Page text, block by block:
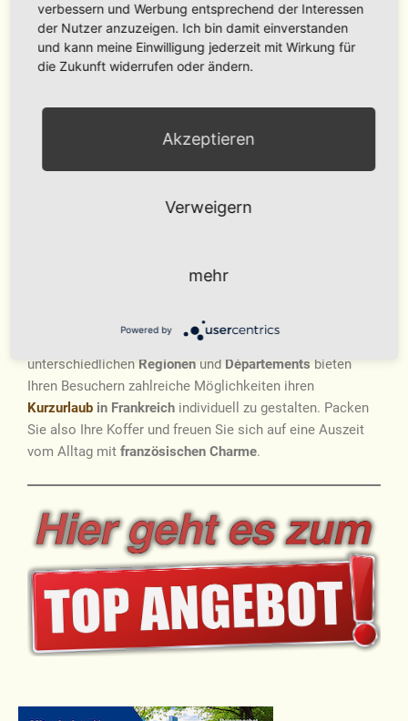
französischen Städteder Region entdecken wollen –
beides ist Ihnen bei IhremKurzurlaubin Frankreich
möglich. Die größten Städte der französischen Region
sind Marseille,NizzaundToulondie einen Besuch wert
ine weitere beliebteUrlaubsregion in Frankreich
Bretagne
hervorragend für langeSpaziergängeund
rleben Sie das vielseitige und auch multikulturelle
ein Kurztrip in eine französische Stadt oder eine
entspannte Auszeit am Meer,
unterschiedlichen Regionen und Départements bieten
Ihren Besuchern zahlreiche Möglichkeiten ihren
Kurzurlaub in Frankreich individuell zu gestalten. Packen
Sie also Ihre Koffer und freuen Sie sich auf eine Auszeit
vom Alltag mit französischen Charme.
verbessern und Werbung entsprechend der Interessen
der Nutzer anzuzeigen. Ich bin damit einverstanden
und kann meine Einwilligung jederzeit mit Wirkung für
die Zukunft widerrufen oder ändern.
Akzeptieren
Verweigern
mehr
Powered by